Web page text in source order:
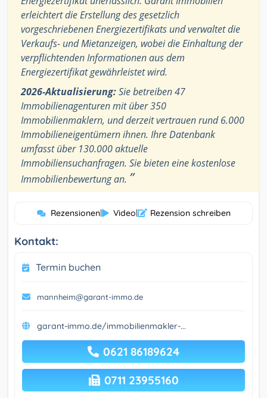
erleichtert die Erstellung des gesetzlich
vorgeschriebenen Energiezertifikats und verwaltet die
Verkaufs- und Mietanzeigen, wobei die Einhaltung der
verpflichtenden Informationen aus dem
Energiezertifikat gewährleistet wird.
2026-Aktualisierung:Sie betreiben 47
Immobilienagenturen mit über 350
Immobilienmaklern, und derzeit vertrauen rund 6.000
Immobilieneigentümern ihnen. Ihre Datenbank
umfasst über 130.000 aktuelle
Immobiliensuchanfragen. Sie bieten eine kostenlose
Immobilienbewertung an. ”
Rezensionen| Video| Rezension schreiben
Kontakt:
Termin buchen
mannheim@garant-immo.de
garant-immo.de/immobilienmakler-...
0621 86189624
0711 23955160